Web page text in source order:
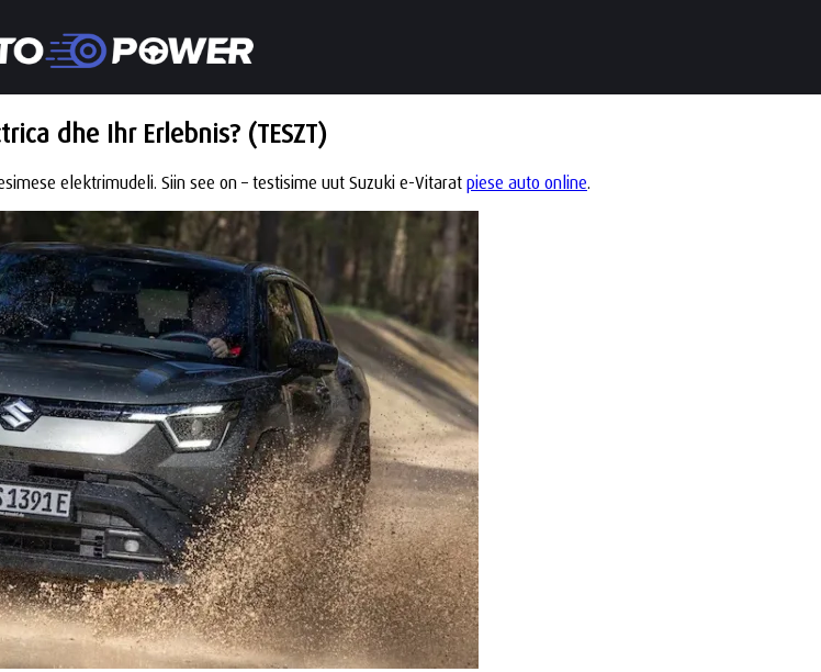
dhe Ihr Erlebnis? (TESZT)
elektrimudeli. Siin see on – testisime uut Suzuki e-Vitarat piese auto online.